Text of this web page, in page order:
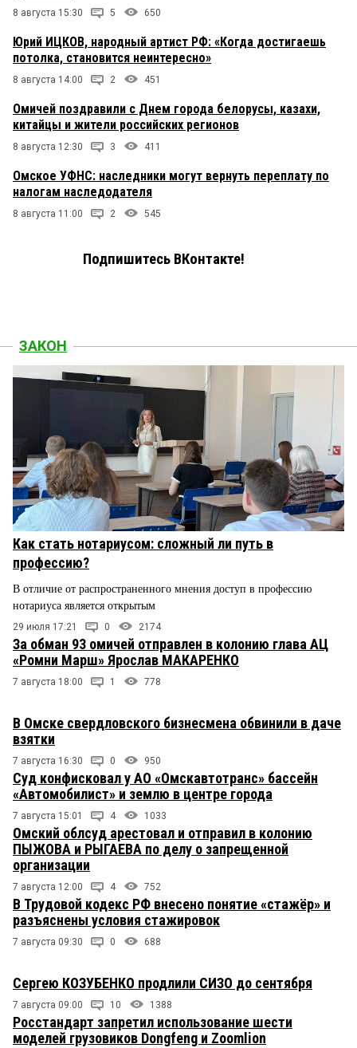
8 августа 15:30 5 650
Юрий ИЦКОВ, народный артист РФ: «Когда достигаешь
потолка, становится неинтересно»
8 августа 14:00 2 451
Омичей поздравили с Днем города белорусы, казахи,
китайцы и жители российских регионов
8 августа 12:30 3 411
Омское УФНС: наследники могут вернуть переплату по
налогам наследодателя
8 августа 11:00 2 545
Подпишитесь ВКонтакте!
ЗАКОН
Как стать нотариусом: сложный ли путь в
профессию?
В отличие от распространенного мнения доступ в профессию
нотариуса является открытым
29 июля 17:21 0 2174
За обман 93 омичей отправлен в колонию глава АЦ
«Ромни Марш» Ярослав МАКАРЕНКО
7 августа 18:00 1 778
В Омске свердловского бизнесмена обвинили в даче
взятки
7 августа 16:30 0 950
Суд конфисковал у АО «Омскавтотранс» бассейн
«Автомобилист» и землю в центре города
7 августа 15:01 4 1033
Омский облсуд арестовал и отправил в колонию
ПЫЖОВА и РЫГАЕВА по делу о запрещенной
организации
7 августа 12:00 4 752
В Трудовой кодекс РФ внесено понятие «стажёр» и
разъяснены условия стажировок
7 августа 09:30 0 688
Сергею КОЗУБЕНКО продлили СИЗО до сентября
7 августа 09:00 10 1388
Росстандарт запретил использование шести
моделей грузовиков Dongfeng и Zoomlion